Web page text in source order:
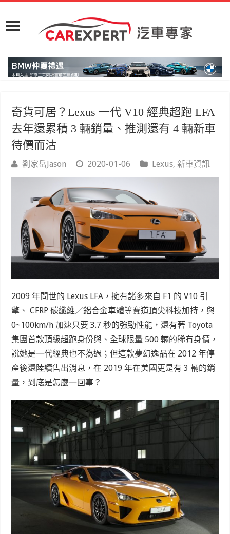
奇貨可居？Lexus 一代 V10 經典超跑 LFA
去年還累積 3 輛銷量、推測還有 4 輛新車
待價而沽
劉家岳Jason 2020-01-06 Lexus,新車資訊
2009 年問世的 Lexus LFA，擁有諸多來自 F1 的 V10 引
擎、 CFRP 碳纖維／鋁合金車體等賽道頂尖科技加持，與
0~100km/h 加速只要 3.7 秒的強勁性能，還有著 Toyota
集團首款頂級超跑身份與、全球限量 500 輛的稀有身價，
說她是一代經典也不為過；但這款夢幻逸品在 2012 年停
產後還陸續售出消息，在 2019 年在美國更是有 3 輛的銷
量，到底是怎麼一回事？